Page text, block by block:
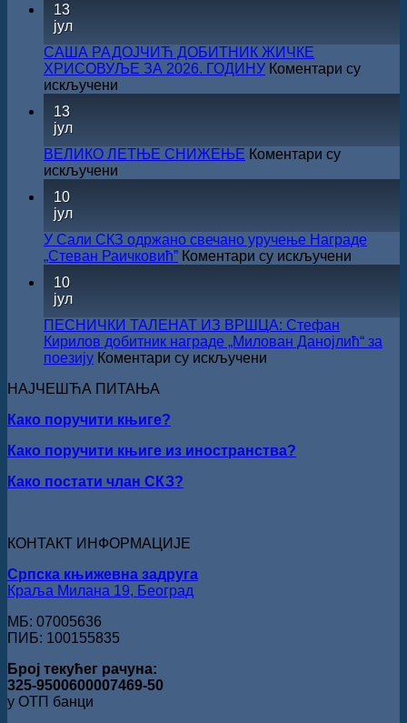
конкурса
Министарства
културе
за
издања
на
српском
13
јул
САША РАДОЈЧИЋ ДОБИТНИК ЖИЧКЕ
ХРИСОВУЉЕ ЗА 2026. ГОДИНУ Коментари су
искључени
ЖИЧКЕ
ХРИСОВУЉЕ
ЗА
13
јул
ВЕЛИКО ЛЕТЊЕ СНИЖЕЊЕ Коментари су
искључени
10
јул
У Сали СКЗ одржано свечано уручење Награде
„Стеван Раичковић” Коментари су искључени
свечано
10
јул
ПЕСНИЧКИ ТАЛЕНАТ ИЗ ВРШЦА: Стефан
Кирилов добитник награде „Милован Данојлић“ за
поезију Коментари су искључени
Кирилов
НАЈЧЕШЋА ПИТАЊА
Како поручити књиге?
Како поручити књиге из иностранства?
Како постати члан СКЗ?
КОНТАКТ ИНФОРМАЦИЈЕ
Српска књижевна задруга
Краља Милана 19, Београд
МБ: 07005636
ПИБ: 100155835
Број текућег рачуна:
325-9500600007469-50
у ОТП банци